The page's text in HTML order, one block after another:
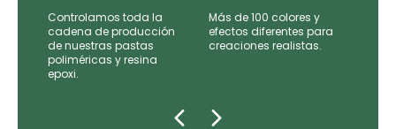
Controlamos toda la
cadena de producción
de nuestras pastas
poliméricas y resina
epoxi.
Más de 100 colores y
efectos diferentes para
creaciones realistas.